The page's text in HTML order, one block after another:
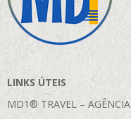
LINKS ÚTEIS
MD1® TRAVEL – AGÊNCIA